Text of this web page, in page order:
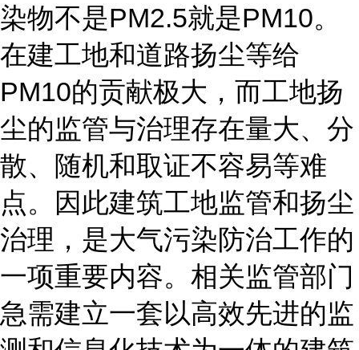
染物不是PM2.5就是PM10。
在建工地和道路扬尘等给
PM10的贡献极大，而工地扬
尘的监管与治理存在量大、分
散、随机和取证不容易等难
点。因此建筑工地监管和扬尘
治理，是大气污染防治工作的
一项重要内容。相关监管部门
急需建立一套以高效先进的监